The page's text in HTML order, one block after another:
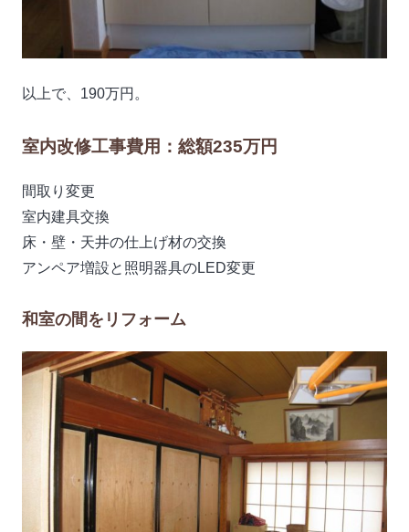
以上で、190万円。
室内改修工事費用：総額235万円
間取り変更
室内建具交換
床・壁・天井の仕上げ材の交換
アンペア増設と照明器具のLED変更
和室の間をリフォーム